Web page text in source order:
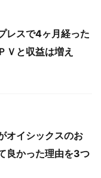
レスで4ヶ月経った
Ｖと収益は増え
オイシックスのお
良かった理由を3つ